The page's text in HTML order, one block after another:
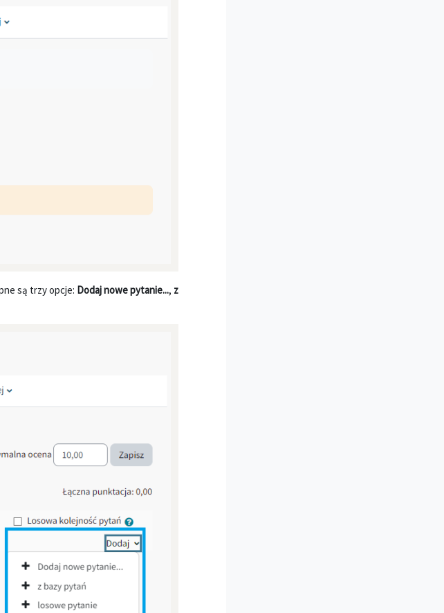
są trzy opcje: Dodaj nowe pytanie..., z